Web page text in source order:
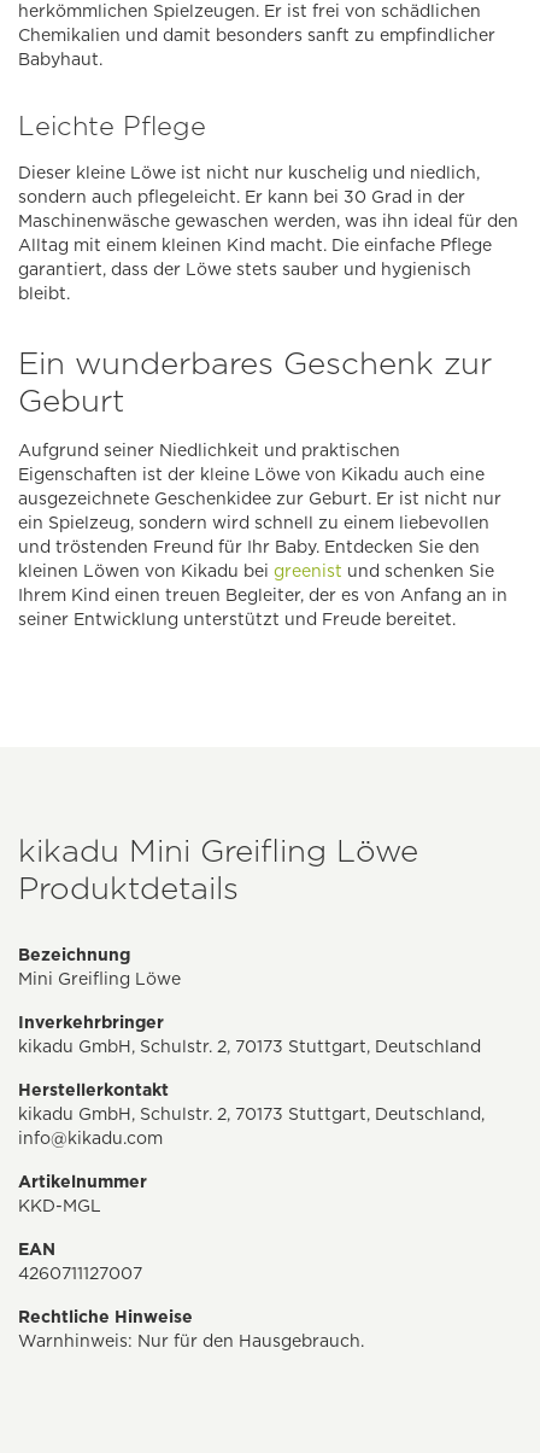
herkömmlichen Spielzeugen. Er ist frei von schädlichen
Chemikalien und damit besonders sanft zu empfindlicher
Babyhaut.
Leichte Pflege
Dieser kleine Löwe ist nicht nur kuschelig und niedlich,
sondern auch pflegeleicht. Er kann bei 30 Grad in der
Maschinenwäsche gewaschen werden, was ihn ideal für den
Alltag mit einem kleinen Kind macht. Die einfache Pflege
garantiert, dass der Löwe stets sauber und hygienisch
bleibt.
Ein wunderbares Geschenk zur
Geburt
Aufgrund seiner Niedlichkeit und praktischen
Eigenschaften ist der kleine Löwe von Kikadu auch eine
ausgezeichnete Geschenkidee zur Geburt. Er ist nicht nur
ein Spielzeug, sondern wird schnell zu einem liebevollen
und tröstenden Freund für Ihr Baby. Entdecken Sie den
kleinen Löwen von Kikadu bei greenist und schenken Sie
Ihrem Kind einen treuen Begleiter, der es von Anfang an in
seiner Entwicklung unterstützt und Freude bereitet.
kikadu Mini Greifling Löwe
Produktdetails
Bezeichnung
Mini Greifling Löwe
Inverkehrbringer
kikadu GmbH, Schulstr. 2, 70173 Stuttgart, Deutschland
Herstellerkontakt
kikadu GmbH, Schulstr. 2, 70173 Stuttgart, Deutschland,
info@kikadu.com
Artikelnummer
KKD-MGL
EAN
4260711127007
Rechtliche Hinweise
Warnhinweis: Nur für den Hausgebrauch.